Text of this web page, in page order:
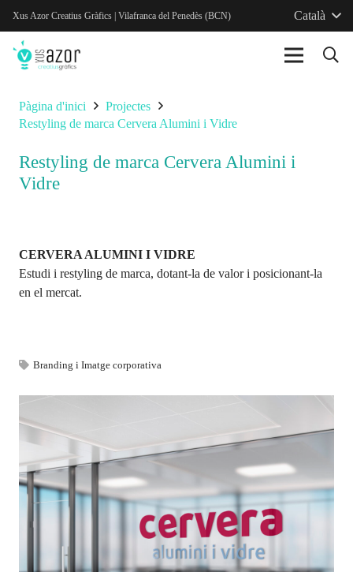
Xus Azor Creatius Gràfics | Vilafranca del Penedès (BCN) Català
Pàgina d'inici
Projectes
Restyling de marca Cervera Alumini i Vidre
Restyling de marca Cervera Alumini i
Vidre
CERVERA ALUMINI I VIDRE
Estudi i restyling de marca, dotant-la de valor i posicionant-la
en el mercat.
Branding i Imatge corporativa